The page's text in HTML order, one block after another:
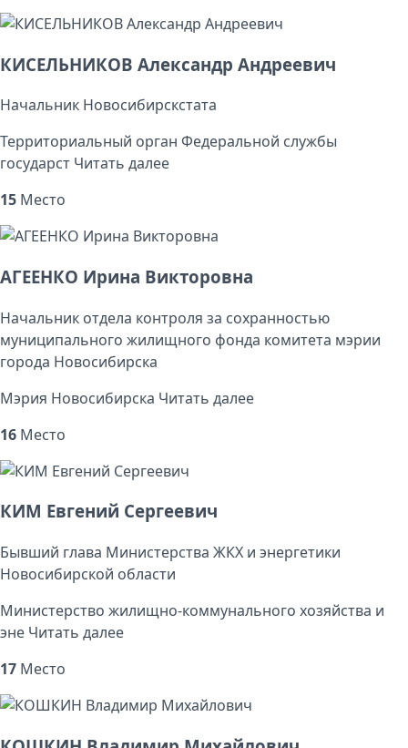
КИСЕЛЬНИКОВ Александр Андреевич
Начальник Новосибирскстата
Территориальный орган Федеральной службы
государст Читать далее
15 Место
АГЕЕНКО Ирина Викторовна
Начальник отдела контроля за сохранностью
муниципального жилищного фонда комитета мэрии
города Новосибирска
Мэрия Новосибирска Читать далее
16 Место
КИМ Евгений Сергеевич
Бывший глава Министерства ЖКХ и энергетики
Новосибирской области
Министерство жилищно-коммунального хозяйства и
эне Читать далее
17 Место